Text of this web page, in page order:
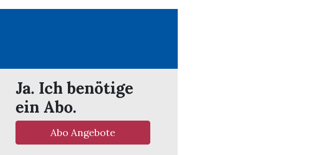
Ja. Ich benötige
ein Abo.
Abo Angebote